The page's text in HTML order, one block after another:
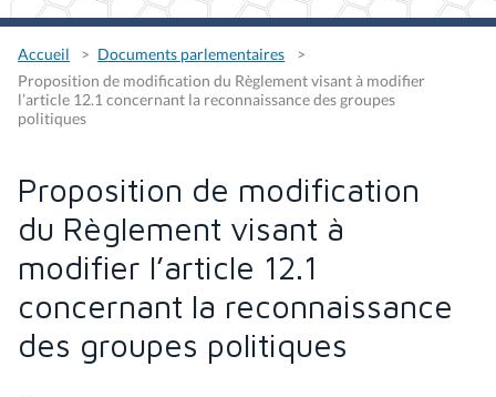
Accueil
Documents parlementaires
Proposition de modification du Règlement visant à modifier
l’article 12.1 concernant la reconnaissance des groupes
politiques
Proposition de modification
du Règlement visant à
modifier l’article 12.1
concernant la reconnaissance
des groupes politiques